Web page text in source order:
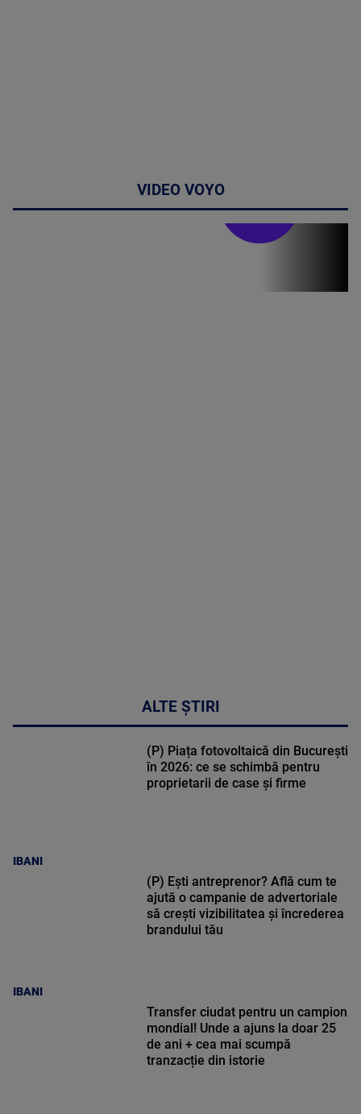
VIDEO VOYO
ALTE ȘTIRI
IBANI
(P) Piața fotovoltaică din București
în 2026: ce se schimbă pentru
proprietarii de case și firme
IBANI
(P) Ești antreprenor? Află cum te
ajută o campanie de advertoriale
să crești vizibilitatea și încrederea
brandului tău
Transfer ciudat pentru un campion
mondial! Unde a ajuns la doar 25
de ani + cea mai scumpă
tranzacție din istorie